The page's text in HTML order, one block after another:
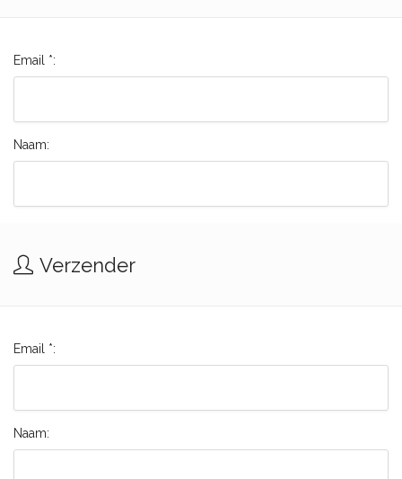
Email *:
Naam:
Verzender
Email *:
Naam: